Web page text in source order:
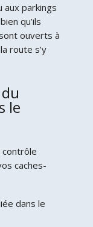
aux parkings
qu’ils
ouverts à
route s’y
le
contrôle
caches-
dans le